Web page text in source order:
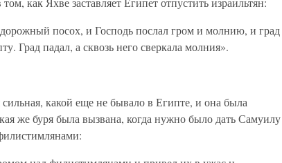
посох, и Господь послал гром и молнию, и град
Град падал, а сквозь него сверкала молния».
какой еще не бывало в Египте, и она была
же буря была вызвана, когда нужно было дать Самуилу